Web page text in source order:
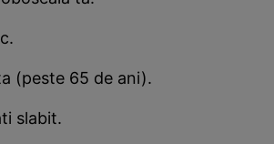
(peste 65 de ani).
slabit.